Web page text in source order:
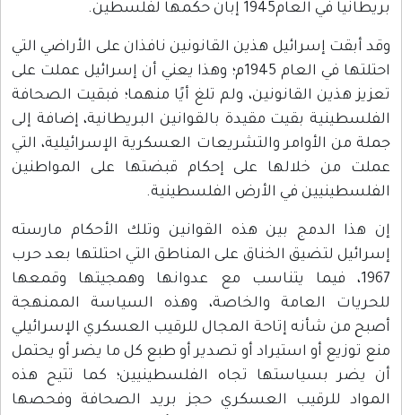
بريطانيا في العام1945 إبان حكمها لفلسطين.
وقد أبقت إسرائيل هذين القانونين نافذان على الأراضي التي
احتلتها في العام 1945م؛ وهذا يعني أن إسرائيل عملت على
تعزيز هذين القانونين، ولم تلغ أيًا منهما؛ فبقيت الصحافة
الفلسطينية بقيت مقيدة بالقوانين البريطانية، إضافة إلى
جملة من الأوامر والتشريعات العسكرية الإسرائيلية، التي
عملت من خلالها على إحكام قبضتها على المواطنين
الفلسطينيين في الأرض الفلسطينية.
إن هذا الدمج بين هذه القوانين وتلك الأحكام مارسته
إسرائيل لتضيق الخناق على المناطق التي احتلتها بعد حرب
1967، فيما يتناسب مع عدوانها وهمجيتها وقمعها
للحريات العامة والخاصة، وهذه السياسة الممنهجة
أصبح من شأنه إتاحة المجال للرقيب العسكري الإسرائيلي
منع توزيع أو استيراد أو تصدير أو طبع كل ما يضر أو يحتمل
أن يضر بسياستها تجاه الفلسطينيين؛ كما تتيح هذه
المواد للرقيب العسكري حجز بريد الصحافة وفحصها